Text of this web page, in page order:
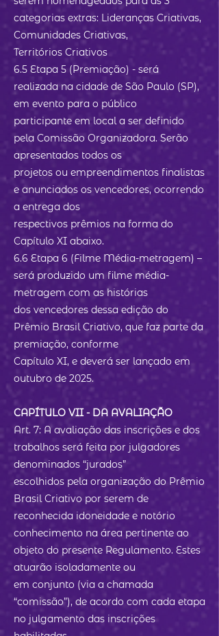
categorias extras: Lideranças Criativas,
Comunidades Criativas,
Territórios Criativos
6.5 Etapa 5 (Premiação) - será
realizada na cidade de São Paulo (SP),
em evento para o público
participante em local a ser definido
pela Comissão Organizadora. Serão
apresentados todos os
projetos ou empreendimentos finalistas
e anunciados os vencedores, ocorrendo
a entrega dos
respectivos prêmios na forma do
Capítulo XI abaixo.
6.6 Etapa 6 (Filme Média-metragem) –
será produzido um filme média-
metragem com as histórias
dos vencedores dessa edição do
Prêmio Brasil Criativo, que faz parte da
premiação, conforme
Capítulo XI, e deverá ser lançado em
outubro de 2025.
CAPÍTULO VII - DA AVALIAÇÃO
Art. 7: A avaliação das inscrições e dos
trabalhos será feita por julgadores
denominados “jurados”
escolhidos pela organização do Prêmio
Brasil Criativo por serem de
reconhecida idoneidade e notório
conhecimento na área pertinente ao
objeto do presente Regulamento. Estes
atuarão isoladamente ou
em conjunto (via a chamada
“comissão”), de acordo com cada etapa
no julgamento das inscrições